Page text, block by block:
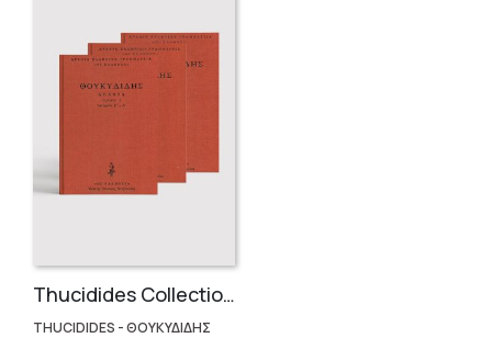
Thucidides Collection – Hardbound Edition (4 volumes)
THUCIDIDES - ΘΟΥΚΥΔΙΔΗΣ